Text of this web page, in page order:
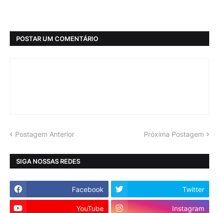
POSTAR UM COMENTÁRIO
Postagem Anterior Próxima Postagem
SIGA NOSSAS REDES
Facebook Twitter
YouTube Instagram